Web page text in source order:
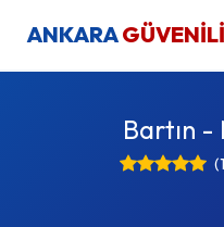
ANKARA
Bartın -